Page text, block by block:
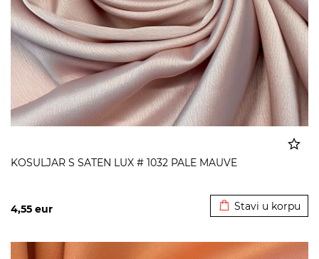
KOSULJAR S SATEN LUX # 1032 PALE MAUVE
4,55 eur Stavi u korpu